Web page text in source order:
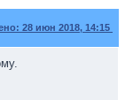
28 июн 2018, 14:15